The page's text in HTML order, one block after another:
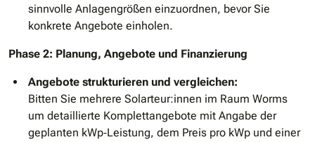
sinnvolle Anlagengrößen einzuordnen, bevor Sie
konkrete Angebote einholen.
Phase 2: Planung, Angebote und Finanzierung
Angebote strukturieren und vergleichen:
Bitten Sie mehrere Solarteur:innen im Raum Worms
um detaillierte Komplettangebote mit Angabe der
geplanten kWp‐Leistung, dem Preis pro kWp und einer